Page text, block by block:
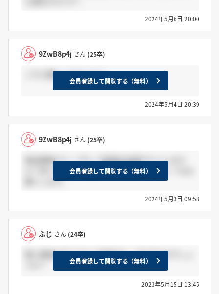
2024年5月6日 20:00
9ZwB8p4j さん (25卒)
こちら誰もいませんか？
会員登録して閲覧する（無料）
2024年5月4日 20:39
9ZwB8p4j さん (25卒)
商品戦略グループの一次面接の結果きた人います
か？来ていたら→感謝、まだの方は→ホント？をお
願いします。
会員登録して閲覧する（無料）
2024年5月3日 09:58
ふじ さん (24卒)
個人面接の前にある人事面談は、何を話すのでしょ
会員登録して閲覧する（無料）
2023年5月15日 13:45